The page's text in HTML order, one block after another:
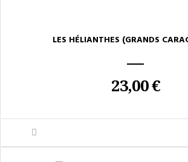
LES HÉLIANTHES (GRANDS
23,00 €